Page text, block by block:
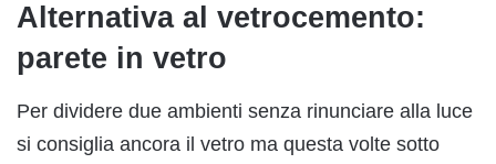
Alternativa al vetrocemento:
parete in vetro
Per dividere due ambienti senza rinunciare alla luce
si consiglia ancora il vetro ma questa volte sotto